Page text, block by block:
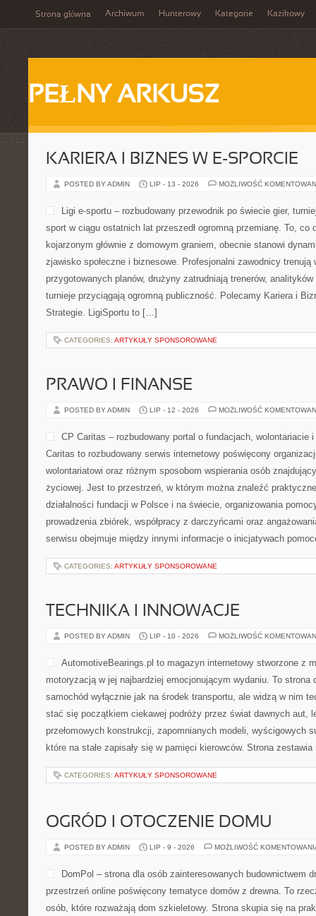
Strona główna Archiwum Hunterowy Kategorie Kazikowy
PEŁNY ARKUSZ
KARIERA I BIZNES W E-SPORCIE
POSTED BY ADMIN LIP - 13 - 2026 MOŻLIWOŚĆ
Ligi e-sportu – rozbudowany przewodnik po świecie gier,
sport w ciągu ostatnich lat przeszedł ogromną przemianę. To, co
kojarzonym głównie z domowym graniem, obecnie stanowi
zjawisko społeczne i biznesowe. Profesjonalni zawodnicy trenują
przygotowanych planów, drużyny zatrudniają trenerów,
turnieje przyciągają ogromną publiczność. Polecamy Kariera i
Strategie. LigiSportu to […]
CATEGORIES: ARTYKUŁY SPONSOROWANE
PRAWO I FINANSE
POSTED BY ADMIN LIP - 12 - 2026 MOŻLIWOŚĆ
CP Caritas – rozbudowany portal o fundacjach, wolontariacie
Caritas to rozbudowany serwis internetowy poświęcony
wolontariatowi oraz różnym sposobom wspierania osób
życiowej. Jest to przestrzeń, w którym można znaleźć
działalności fundacji w Polsce i na świecie, organizowania
prowadzenia zbiórek, współpracy z darczyńcami oraz
serwisu obejmuje między innymi informacje o inicjatywach
CATEGORIES: ARTYKUŁY SPONSOROWANE
TECHNIKA I INNOWACJE
POSTED BY ADMIN LIP - 10 - 2026 MOŻLIWOŚĆ
AutomotiveBearings.pl to magazyn internetowy stworzone z
motoryzacją w jej najbardziej emocjonującym wydaniu. To
samochód wyłącznie jak na środek transportu, ale widzą w nim
stać się początkiem ciekawej podróży przez świat dawnych aut,
przełomowych konstrukcji, zapomnianych modeli, wyścigowych
które na stałe zapisały się w pamięci kierowców. Strona
CATEGORIES: ARTYKUŁY SPONSOROWANE
OGRÓD I OTOCZENIE DOMU
POSTED BY ADMIN LIP - 9 - 2026 MOŻLIWOŚĆ
DomPol – strona dla osób zainteresowanych budownictwem
przestrzeń online poświęcony tematyce domów z drewna. To
osób, które rozważają dom szkieletowy. Strona skupia się na